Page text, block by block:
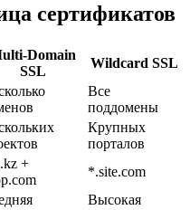
сертификатов
Domain
SSL
Wildcard SSL
Все
поддомены
Крупных
порталов
+
*.site.com
Высокая